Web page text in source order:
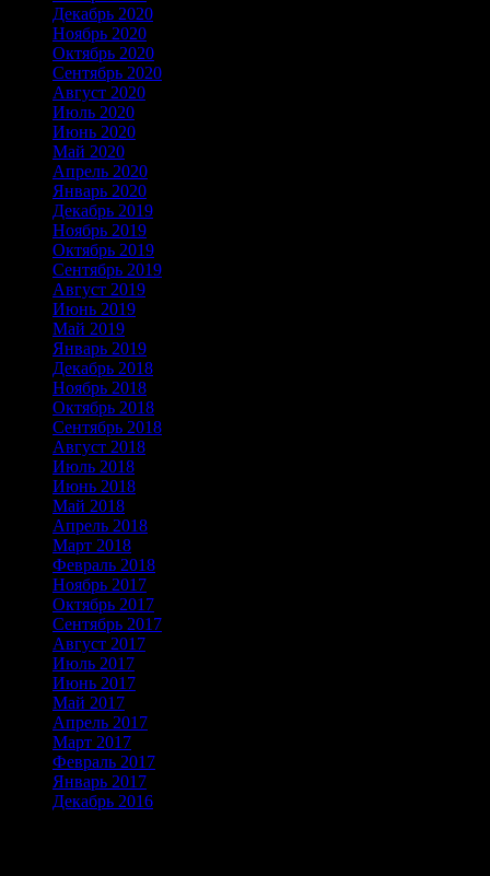
Декабрь 2020
Ноябрь 2020
Октябрь 2020
Сентябрь 2020
Август 2020
Июль 2020
Июнь 2020
Май 2020
Апрель 2020
Январь 2020
Декабрь 2019
Ноябрь 2019
Октябрь 2019
Сентябрь 2019
Август 2019
Июнь 2019
Май 2019
Январь 2019
Декабрь 2018
Ноябрь 2018
Октябрь 2018
Сентябрь 2018
Август 2018
Июль 2018
Июнь 2018
Май 2018
Апрель 2018
Март 2018
Февраль 2018
Ноябрь 2017
Октябрь 2017
Сентябрь 2017
Август 2017
Июль 2017
Июнь 2017
Май 2017
Апрель 2017
Март 2017
Февраль 2017
Январь 2017
Декабрь 2016